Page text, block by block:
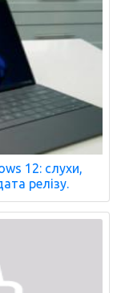
12: слухи,
релізу.